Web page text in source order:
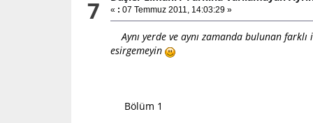
7 « : 07 Temmuz 2011, 14:03:29 »
Aynı yerde ve aynı zamanda bulunan farklı
esirgemeyin
Bölüm 1